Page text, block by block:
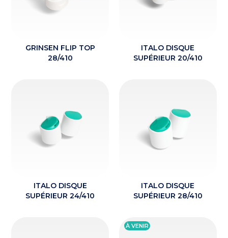
GRINSEN FLIP TOP
28/410
ITALO DISQUE
SUPÉRIEUR 20/410
ACTUALITÉS
ITALO DISQUE
SUPÉRIEUR 24/410
ACTUALITÉS
ITALO DISQUE
SUPÉRIEUR 28/410
À VENIR